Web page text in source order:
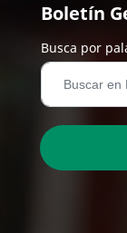
Boletín
Busca por